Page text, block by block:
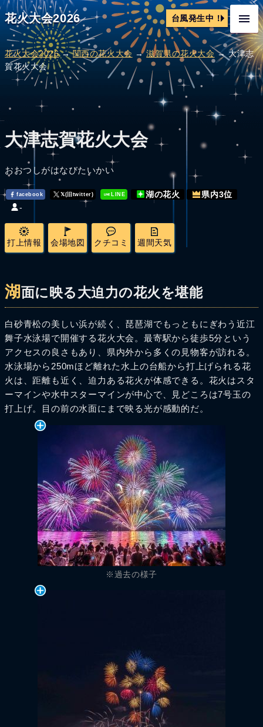
花火大会2026 台風発生中！
花火大会2026→関西の花火大会 →滋賀県の花火大会→ 大津志
賀花火大会
大津志賀花火大会
おおつしがはなびたいかい
facebook 𝕏(旧twitter) LINE 湖の花火 県内3位
-
打上情報 会場地図 クチコミ 週間天気
湖面に映る大迫力の花火を堪能
白砂青松の美しい浜が続く、琵琶湖でもっともにぎわう近江
舞子水泳場で開催する花火大会。最寄駅から徒歩5分という
アクセスの良さもあり、県内外から多くの見物客が訪れる。
水泳場から250mほど離れた水上の台船から打上げられる花
火は、距離も近く、迫力ある花火が体感できる。花火はスタ
ーマインや水中スターマインが中心で、見どころは7号玉の
打上げ。目の前の水面にまで映る光が感動的だ。
※過去の様子